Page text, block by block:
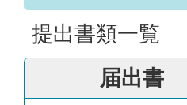
提出書類一覧
届出書